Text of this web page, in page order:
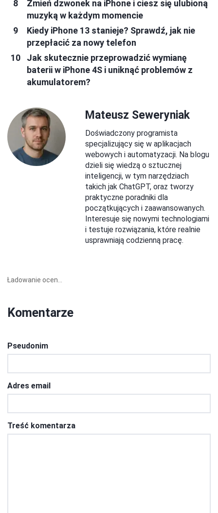
Zmień dzwonek na iPhone i ciesz się ulubioną
muzyką w każdym momencie
Kiedy iPhone 13 stanieje? Sprawdź, jak nie
przepłacić za nowy telefon
Jak skutecznie przeprowadzić wymianę
baterii w iPhone 4S i uniknąć problemów z
akumulatorem?
Mateusz Seweryniak
Doświadczony programista
specjalizujący się w aplikacjach
webowych i automatyzacji. Na blogu
dzieli się wiedzą o sztucznej
inteligencji, w tym narzędziach
takich jak ChatGPT, oraz tworzy
praktyczne poradniki dla
początkujących i zaawansowanych.
Interesuje się nowymi technologiami
i testuje rozwiązania, które realnie
usprawniają codzienną pracę.
Ładowanie ocen...
Komentarze
Pseudonim
Adres email
Treść komentarza